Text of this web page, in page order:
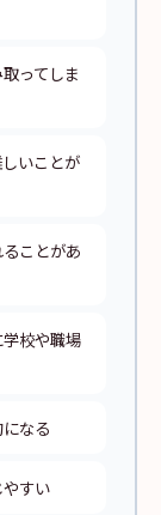
ってしま
いことが
ことがあ
校や職場
なる
すい